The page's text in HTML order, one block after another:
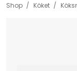
Shop / Köket /